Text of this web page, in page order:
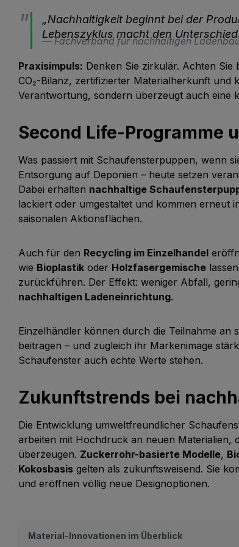
„Nachhaltigkeit beginnt bei der
Lebenszyklus macht den
Fachverband für nachhaltigen
Praxisimpuls: Denken Sie zirkulär. Achten
CO₂-Bilanz, zertifizierter Materialherkunft und
Verantwortung, sondern überzeugt auch eine
Second Life-Programme
Was passiert mit Schaufensterpuppen, wenn
Entsorgung auf Deponien – heute setzen
Dabei erhalten nachhaltige
lackiert oder umgestaltet und kommen erneut
saisonalen Aktionsflächen.
Auch für den Recycling im Einzelhandel
wie Bioplastik oder Holzfasergemische
zurückführen. Der Effekt: weniger Abfall,
nachhaltigen Ladeneinrichtung.
Einzelhändler können durch die Teilnahme an
beitragen – und zugleich ihr Markenimage
Schaufenster auch echte Werte stehen.
Zukunftstrends bei
Die Entwicklung umweltfreundlicher
arbeiten mit Hochdruck an neuen
überzeugen. Zuckerrohr-basierte Modelle,
Kokosbasis gelten als zukunftsweisend. Sie
und eröffnen völlig neue Designoptionen.
Material-Innovationen im Überblick